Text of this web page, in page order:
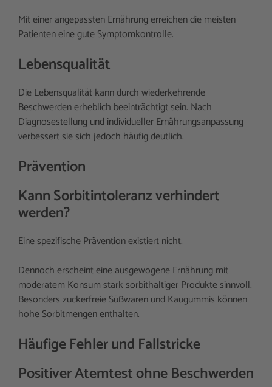
Mit einer angepassten Ernährung erreichen die meisten
Patienten eine gute Symptomkontrolle.
Lebensqualität
Die Lebensqualität kann durch wiederkehrende
Beschwerden erheblich beeinträchtigt sein. Nach
Diagnosestellung und individueller Ernährungsanpassung
verbessert sie sich jedoch häufig deutlich.
Prävention
Kann Sorbitintoleranz verhindert
werden?
Eine spezifische Prävention existiert nicht.
Dennoch erscheint eine ausgewogene Ernährung mit
moderatem Konsum stark sorbithaltiger Produkte sinnvoll.
Besonders zuckerfreie Süßwaren und Kaugummis können
hohe Sorbitmengen enthalten.
Häufige Fehler und Fallstricke
Positiver Atemtest ohne Beschwerden